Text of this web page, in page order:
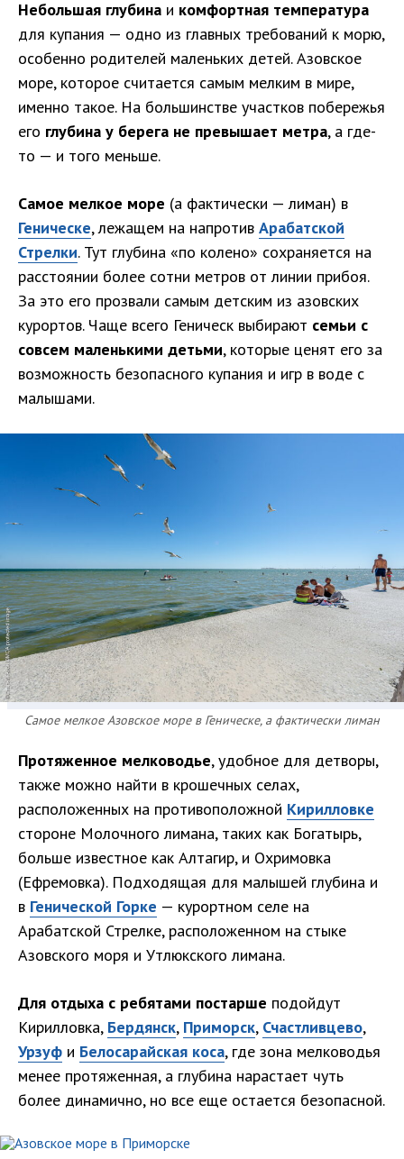
Небольшая глубина и комфортная температура
для купания — одно из главных требований к морю,
особенно родителей маленьких детей. Азовское
море, которое считается самым мелким в мире,
именно такое. На большинстве участков побережья
его глубина у берега не превышает метра, а где-
то — и того меньше.
Самое мелкое море (а фактически — лиман) в
Геническе, лежащем на напротив Арабатской
Стрелки. Тут глубина «по колено» сохраняется на
расстоянии более сотни метров от линии прибоя.
За это его прозвали самым детским из азовских
курортов. Чаще всего Геническ выбирают семьи с
совсем маленькими детьми, которые ценят его за
возможность безопасного купания и игр в воде с
малышами.
Самое мелкое Азовское море в Геническе, а фактически лиман
Протяженное мелководье, удобное для детворы,
также можно найти в крошечных селах,
расположенных на противоположной Кирилловке
стороне Молочного лимана, таких как Богатырь,
больше известное как Алтагир, и Охримовка
(Ефремовка). Подходящая для малышей глубина и
в Генической Горке — курортном селе на
Арабатской Стрелке, расположенном на стыке
Азовского моря и Утлюкского лимана.
Для отдыха с ребятами постарше подойдут
Кирилловка, Бердянск, Приморск, Счастливцево,
Урзуф и Белосарайская коса, где зона мелководья
менее протяженная, а глубина нарастает чуть
более динамично, но все еще остается безопасной.